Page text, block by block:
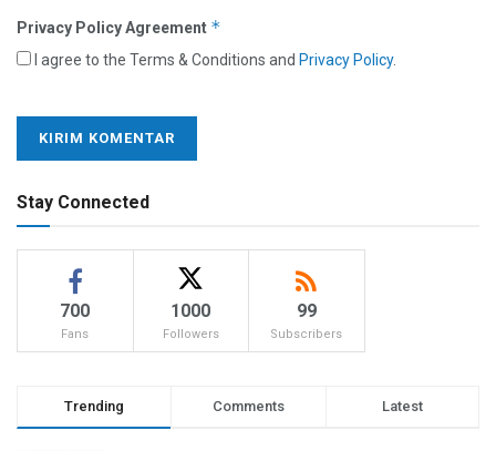
Privacy Policy Agreement *
I agree to the Terms & Conditions and Privacy Policy.
Stay Connected
700
Fans
1000
Followers
99
Subscribers
Trending Comments Latest